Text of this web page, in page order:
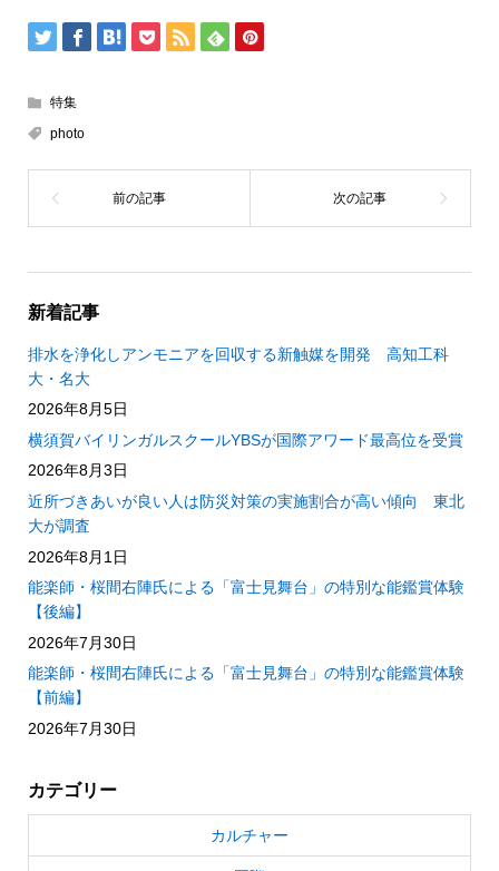
特集
photo
新着記事
排水を浄化しアンモニアを回収する新触媒を開発 高知工科
大・名大
2026年8月5日
横須賀バイリンガルスクールYBSが国際アワード最高位を受賞
2026年8月3日
近所づきあいが良い人は防災対策の実施割合が高い傾向 東北
大が調査
2026年8月1日
能楽師・桜間右陣氏による「富士見舞台」の特別な能鑑賞体験
【後編】
2026年7月30日
能楽師・桜間右陣氏による「富士見舞台」の特別な能鑑賞体験
【前編】
2026年7月30日
カテゴリー
カルチャー